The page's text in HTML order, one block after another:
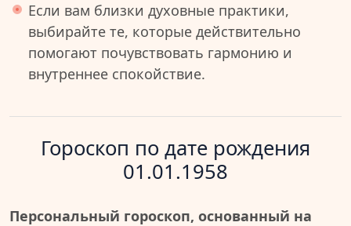
Если вам близки духовные практики,
выбирайте те, которые действительно
помогают почувствовать гармонию и
внутреннее спокойствие.
Гороскоп по дате рождения
01.01.1958
Персональный гороскоп, основанный на